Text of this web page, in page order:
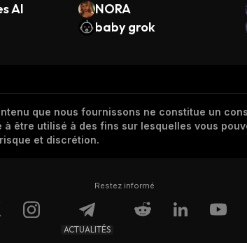
AI NORA
baby grok
que nous fournissons ne constitue un
être utilisé à des fins sur lesquelles vous
et discrétion.
Restez informé
ACTUALITÉS